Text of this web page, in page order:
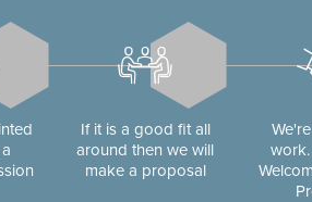
If it is a good fit all
around then we will
make a proposal